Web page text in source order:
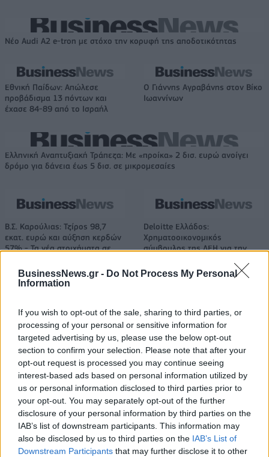
BusinessNews.gr - Do Not Process My Personal
Information
If you wish to opt-out of the sale, sharing to third parties, or
processing of your personal or sensitive information for
targeted advertising by us, please use the below opt-out
section to confirm your selection. Please note that after your
opt-out request is processed you may continue seeing
interest-based ads based on personal information utilized by
us or personal information disclosed to third parties prior to
your opt-out. You may separately opt-out of the further
disclosure of your personal information by third parties on the
IAB’s list of downstream participants. This information may
also be disclosed by us to third parties on the IAB’s List of
Downstream Participants that may further disclose it to other
Νέο Audi A2 e-tron με στόχο την κορυφή της αποδοτικότητας
Εθνική Παίδων: Απώλεσε
προβάδισμα 13 πόντων και
έχασε 84-89 από το Ισραήλ
Ο Γιάννης Αγραβάνης στον Βίκο
Ιωαννίνων
Ελληνική Αναπτυξιακή Τράπεζα: Με «προίκα» 2 δισ. ευρώ ανοίγει
δρόμο για δάνεια έως 5 δισ. σε μικρομεσαίες
Β.Σ. Καρούλιας: Τζίρος 98,7
εκατ. ευρώ και αύξηση κερδών
57% - Τα νέα στοιχήματα σε
Deloitte Ελλάδος:
Χρηματοοικονομικός
σύμβουλος της ΔΕΗ για την
ενέργειας
Η Chery επενδύει 75 εκατ. δολάρια στην KG Mobility
Το FIAT 500 Hybrid τώρα από
18.990 ευρώ
Ατρόμητος και Novibet
συνεχίζουν μαζί: Ανανέωση της
συνεργασίας τους μέχρι το
18η συνεχόμενη χρονιά για τον ΟΤΕ στη διεθνή σειρά δεικτών
FTSE4Good